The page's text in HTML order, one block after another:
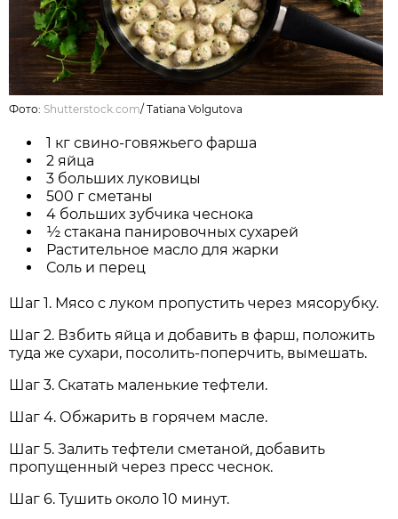
Фото:Shutterstock.com/Tatiana Volgutova
1 кг свино-говяжьего фарша
2 яйца
3 больших луковицы
500 г сметаны
4 больших зубчика чеснока
½ стакана панировочных сухарей
Растительное масло для жарки
Соль и перец
Шаг 1. Мясо с луком пропустить через мясорубку.
Шаг 2. Взбить яйца и добавить в фарш, положить
туда же сухари, посолить-поперчить, вымешать.
Шаг 3. Скатать маленькие тефтели.
Шаг 4. Обжарить в горячем масле.
Шаг 5. Залить тефтели сметаной, добавить
пропущенный через пресс чеснок.
Шаг 6. Тушить около 10 минут.